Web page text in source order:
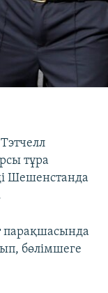
тұра
Шешенстанда
парақшасында
бөлімшеге